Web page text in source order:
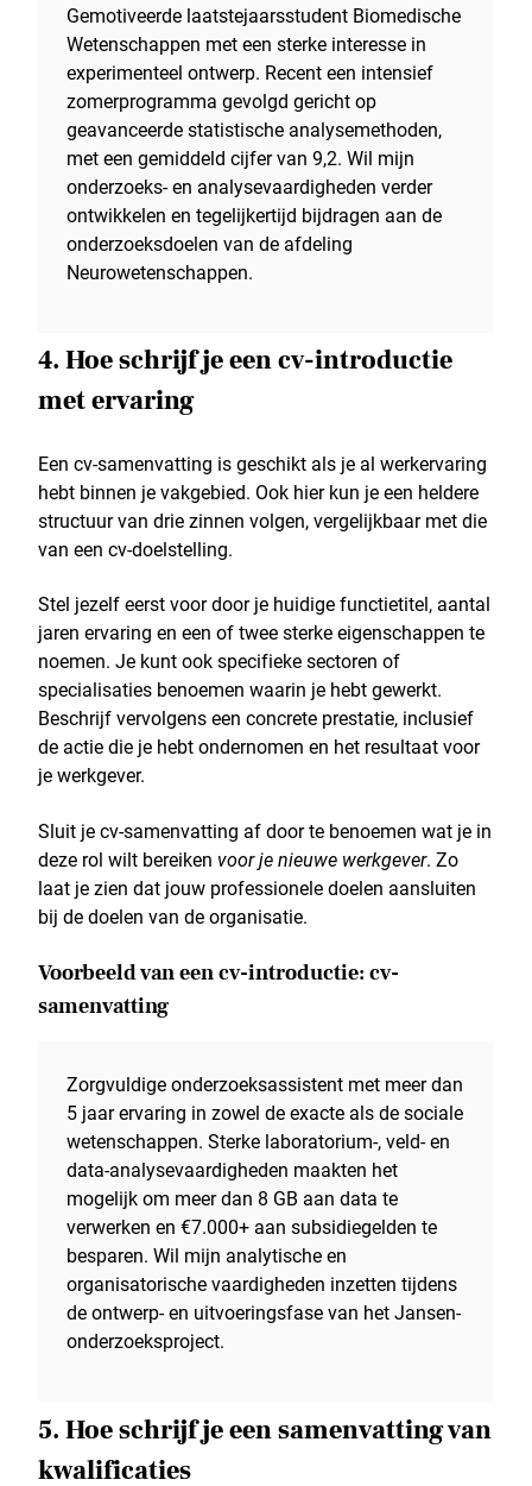
Gemotiveerde laatstejaarsstudent Biomedische
Wetenschappen met een sterke interesse in
experimenteel ontwerp. Recent een intensief
zomerprogramma gevolgd gericht op
geavanceerde statistische analysemethoden,
met een gemiddeld cijfer van 9,2. Wil mijn
onderzoeks- en analysevaardigheden verder
ontwikkelen en tegelijkertijd bijdragen aan de
onderzoeksdoelen van de afdeling
Neurowetenschappen.
4. Hoe schrijf je een cv-introductie
met ervaring
Een cv-samenvatting is geschikt als je al werkervaring
hebt binnen je vakgebied. Ook hier kun je een heldere
structuur van drie zinnen volgen, vergelijkbaar met die
van een cv-doelstelling.
Stel jezelf eerst voor door je huidige functietitel, aantal
jaren ervaring en een of twee sterke eigenschappen te
noemen. Je kunt ook specifieke sectoren of
specialisaties benoemen waarin je hebt gewerkt.
Beschrijf vervolgens een concrete prestatie, inclusief
de actie die je hebt ondernomen en het resultaat voor
je werkgever.
Sluit je cv-samenvatting af door te benoemen wat je in
deze rol wilt bereiken voor je nieuwe werkgever. Zo
laat je zien dat jouw professionele doelen aansluiten
bij de doelen van de organisatie.
Voorbeeld van een cv-introductie: cv-
samenvatting
Zorgvuldige onderzoeksassistent met meer dan
5 jaar ervaring in zowel de exacte als de sociale
wetenschappen. Sterke laboratorium-, veld- en
data-analysevaardigheden maakten het
mogelijk om meer dan 8 GB aan data te
verwerken en €7.000+ aan subsidiegelden te
besparen. Wil mijn analytische en
organisatorische vaardigheden inzetten tijdens
de ontwerp- en uitvoeringsfase van het Jansen-
onderzoeksproject.
5. Hoe schrijf je een samenvatting van
kwalificaties